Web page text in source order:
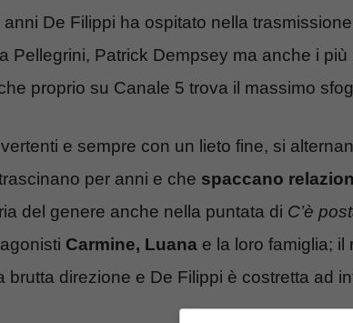
De Filippi ha ospitato nella
Pellegrini, Patrick Dempsey ma anche i
proprio su Canale 5 trova il massimo
e sempre con un lieto fine, si
per anni e che spaccano
del genere anche nella puntata di C’è
Carmine, Luana e la loro famiglia;
brutta direzione e De Filippi è costretta ad